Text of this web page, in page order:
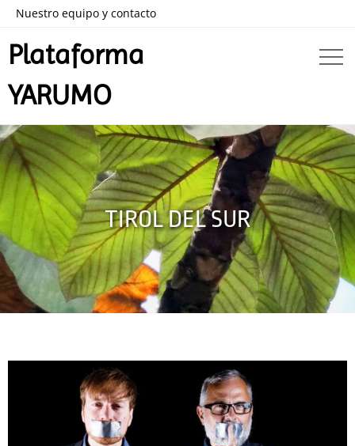
Nuestro equipo y contacto
Plataforma
YARUMO
TIROL DEL SUR